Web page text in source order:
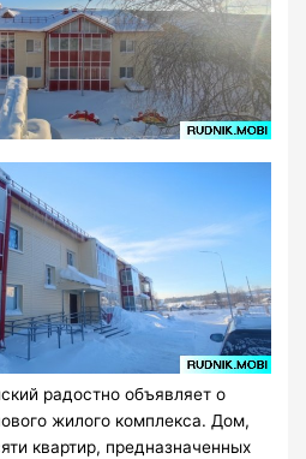
радостно объявляет о
жилого комплекса. Дом,
квартир, предназначенных